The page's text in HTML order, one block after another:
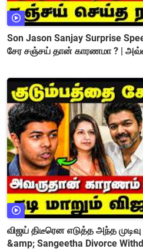
Son Jason Sanjay Surprise Speech | விஜய்
சேர சஞ்சய் தான் காரணமா ? |
விஜய் திடீரென எடுத்த அந்த
&amp; Sangeetha Divorce